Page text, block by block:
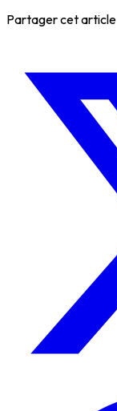
Partager cet article